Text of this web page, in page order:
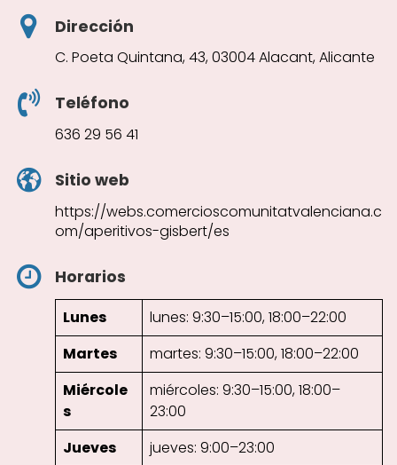
Dirección
C. Poeta Quintana, 43, 03004 Alacant, Alicante
Teléfono
636 29 56 41
Sitio web
https://webs.comercioscomunitatvalenciana.c
om/aperitivos-gisbert/es
Horarios
Lunes
lunes: 9:30–15:00, 18:00–22:00
Martes
martes: 9:30–15:00, 18:00–22:00
Miércole
s
miércoles: 9:30–15:00, 18:00–
23:00
Jueves
jueves: 9:00–23:00